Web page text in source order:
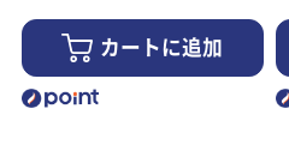
カートに追加